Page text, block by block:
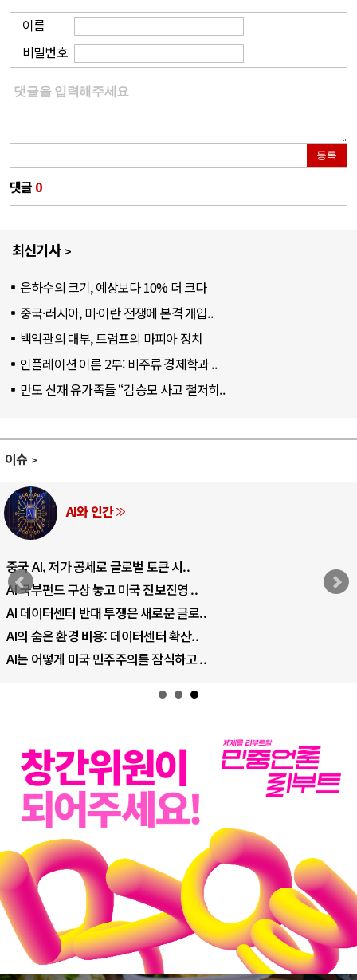
이름
비밀번호
등록
댓글 0
최신기사
은하수의 크기, 예상보다 10% 더 크다
중국·러시아, 미·이란 전쟁에 본격 개입..
백악관의 대부, 트럼프의 마피아 정치
인플레이션 이론 2부: 비주류 경제학과 ..
만도 산재 유가족들 “김승모 사고 철저히..
이슈
AI와 인간
중국 AI, 저가 공세로 글로벌 토큰 시..
AI 국부펀드 구상 놓고 미국 진보진영 ..
AI 데이터센터 반대 투쟁은 새로운 글로..
AI의 숨은 환경 비용: 데이터센터 확산..
AI는 어떻게 미국 민주주의를 잠식하고 ..